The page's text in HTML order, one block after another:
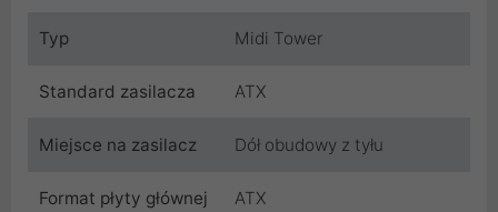
Typ Midi Tower
Standard zasilacza ATX
Miejsce na zasilacz Dół obudowy z tyłu
Format płyty głównej
ATX